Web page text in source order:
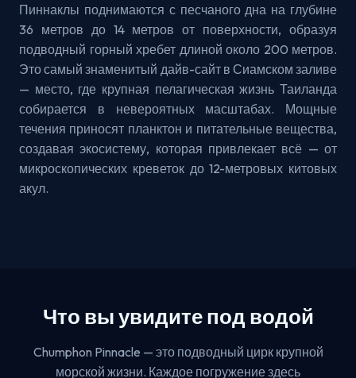
Пиннаклы поднимаются с песчаного дна на глубине
36 метров до 14 метров от поверхности, образуя
подводный горный хребет длиной около 200 метров.
Это самый знаменитый дайв-сайт в Сиамском заливе
— место, где крупная пелагическая жизнь Таиланда
собирается в невероятных масштабах. Мощные
течения приносят планктон и питательные вещества,
создавая экосистему, которая привлекает всё — от
микроскопических креветок до 12-метровых китовых
акул.
Что вы увидите под водой
Chumphon Pinnacle — это подводный цирк крупной
морской жизни. Каждое погружение здесь